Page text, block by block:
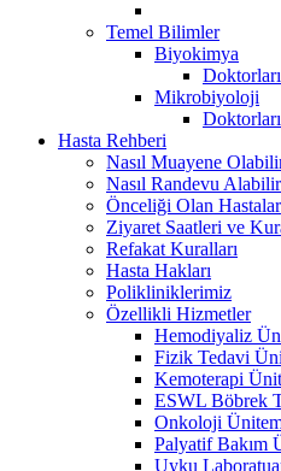
Temel Bilimler
Biyokimya
Mikrobiyoloji
Hasta Rehberi
Nasıl Muayene
Nasıl Randevu
Önceliği Olan Hastalar
Ziyaret Saatleri ve
Refakat Kuralları
Hasta Hakları
Polikliniklerimiz
Özellikli Hizmetler
Hemodiyaliz
Fizik Tedavi
Kemoterapi
ESWL Böbrek
Onkoloji
Palyatif Bakım
Uyku